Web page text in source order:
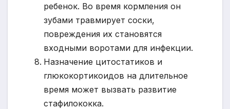
ребенок. Во время кормления он
зубами травмирует соски,
повреждения их становятся
входными воротами для инфекции.
Назначение цитостатиков и
глюкокортикоидов на длительное
время может вызвать развитие
стафилококка.